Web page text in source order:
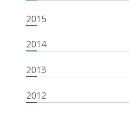
2015
2014
2013
2012